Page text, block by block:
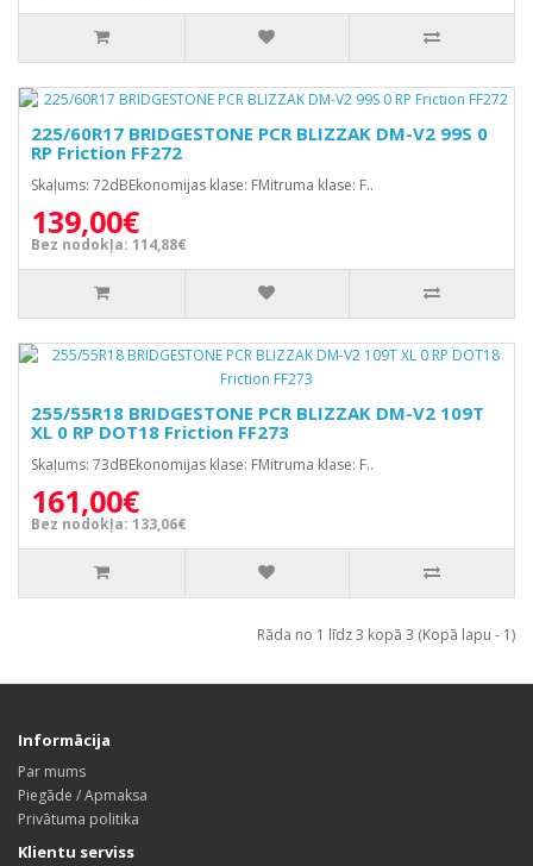
225/60R17 BRIDGESTONE PCR BLIZZAK DM-V2 99S 0
RP Friction FF272
Skaļums: 72dBEkonomijas klase: FMitruma klase: F..
139,00€
Bez nodokļa: 114,88€
255/55R18 BRIDGESTONE PCR BLIZZAK DM-V2 109T
XL 0 RP DOT18 Friction FF273
Skaļums: 73dBEkonomijas klase: FMitruma klase: F..
161,00€
Bez nodokļa: 133,06€
Rāda no 1 līdz 3 kopā 3 (Kopā lapu - 1)
Informācija
Par mums
Piegāde / Apmaksa
Privātuma politika
Klientu serviss